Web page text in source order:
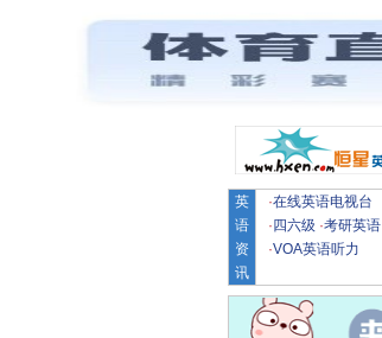
英
语
资
讯
·在线英语电视台
· 四六级 ·考研英语
·VOA英语听力